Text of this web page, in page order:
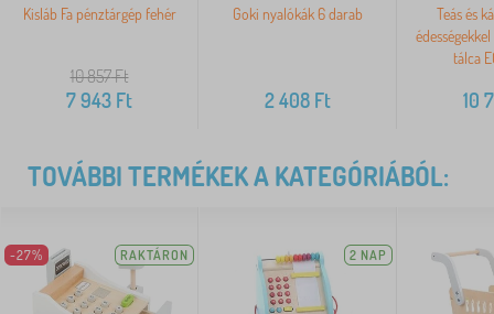
Kisláb Fa pénztárgép fehér
10 857Ft
7 943 Ft
Goki nyalókák 6 darab
2 408 Ft
Teás és
tálca
10
TOVÁBBI TERMÉKEK A KATEGÓRIÁBÓL:
-27% RAKTÁRON 2 NAP